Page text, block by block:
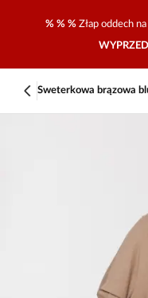
% % % Złap oddech
Sweterkowa brązowa